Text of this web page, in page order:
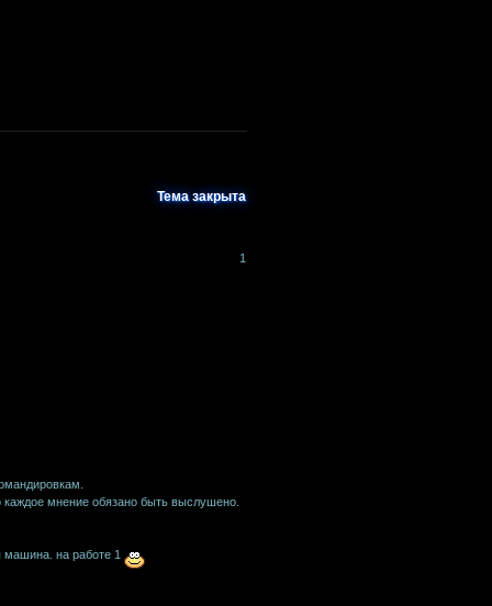
Тема закрыта
1
мнение обязано быть выслушено.
машина. на работе 1